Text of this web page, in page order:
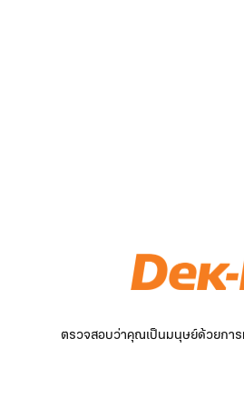
ตรวจสอบว่าคุณเป็นมนุษย์ด้วยการ